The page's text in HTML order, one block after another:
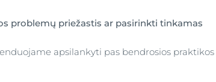
problemų priežastis ar pasirinkti tinkamas
apsilankyti pas bendrosios praktikos